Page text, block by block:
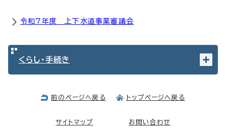
令和7年度 上下水道事業審議会
くらし・手続き
前のページへ戻る トップページへ戻る
サイトマップ お問い合わせ